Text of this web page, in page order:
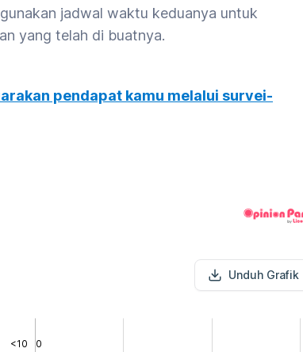
jadwal waktu keduanya untuk
yang telah di buatnya.
pendapat kamu melalui survei-
Unduh Grafik
0
<10